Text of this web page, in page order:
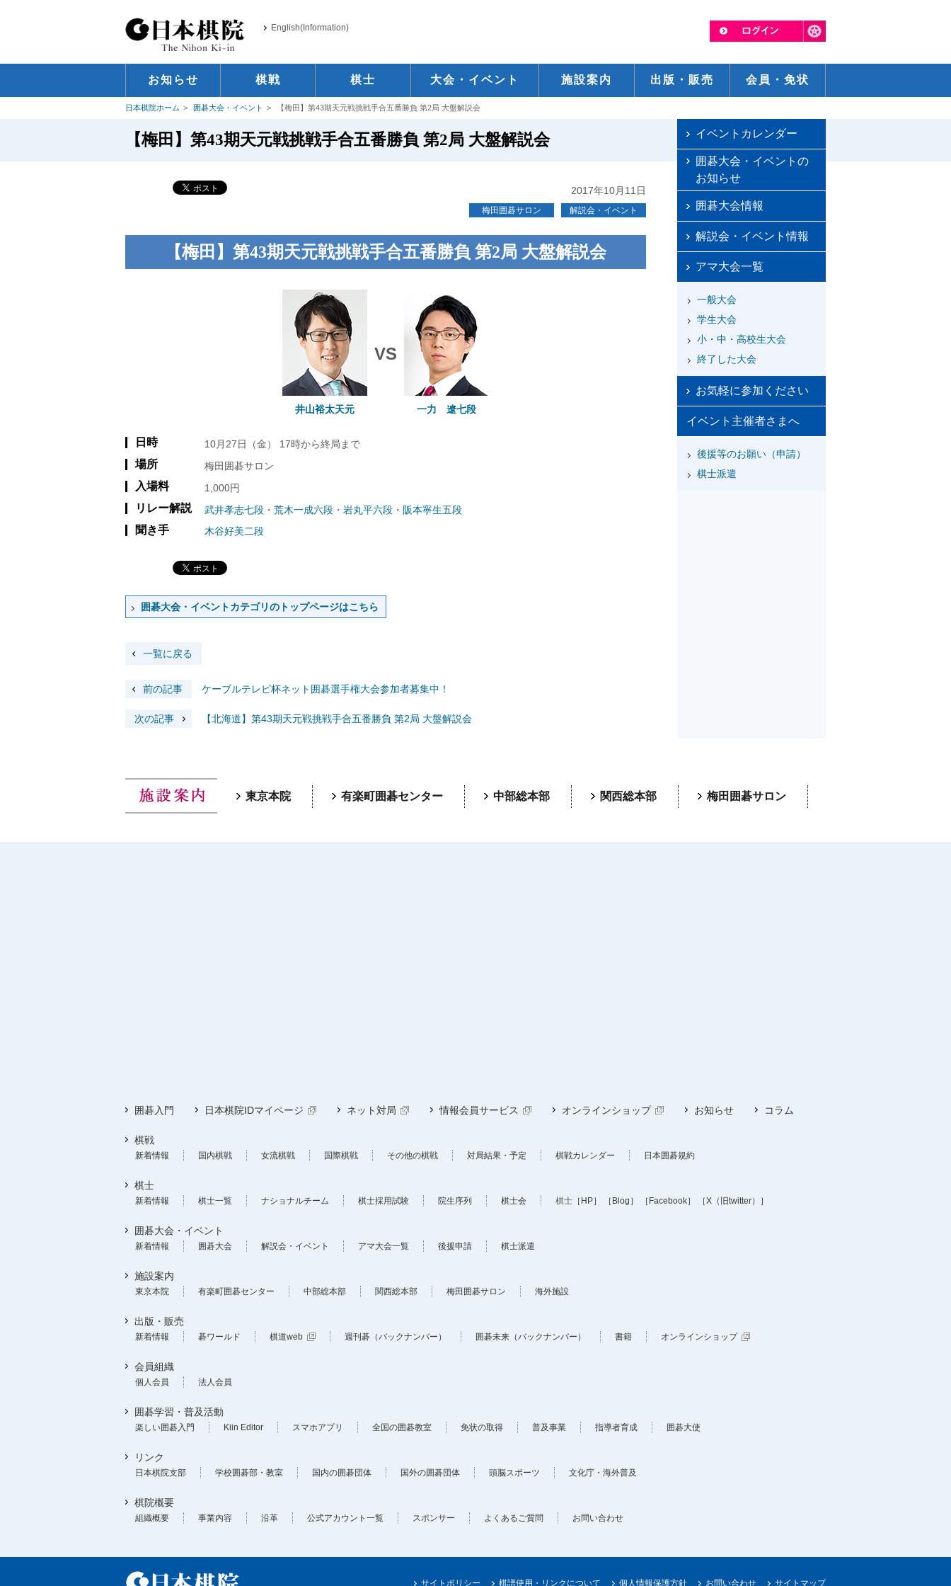
English(Information)
お知らせ 棋戦 棋士 大会・イベント 施設案内 出版・販売 会員・免状
日本棋院ホーム 囲碁大会・イベント 【梅田】第43期天元戦挑戦手合五番勝負 第2局 大盤解説会
【梅田】第43期天元戦挑戦手合五番勝負 第2局 大盤解説会
2017年10月11日
梅田囲碁サロン 解説会・イベント
【梅田】第43期天元戦挑戦手合五番勝負 第2局 大盤解説会
井山裕太天元
VS
一力 遼七段
日時 10月27日（金） 17時から終局まで
場所 梅田囲碁サロン
入場料 1,000円
リレー解説 武井孝志七段 ・ 荒木一成六段 ・ 岩丸平六段 ・ 阪本寧生五段
聞き手 木谷好美二段
囲碁大会・イベントカテゴリのトップページはこちら
一覧に戻る
前の記事 ケーブルテレビ杯ネット囲碁選手権大会参加者募集中！
次の記事 【北海道】第43期天元戦挑戦手合五番勝負 第2局 大盤解説会
イベントカレンダー
囲碁大会・イベントの
お知らせ
囲碁大会情報
解説会・イベント情報
アマ大会一覧
一般大会
学生大会
小・中・高校生大会
終了した大会
お気軽に参加ください
イベント主催者さまへ
後援等のお願い（申請）
棋士派遣
東京本院 有楽町囲碁センター 中部総本部 関西総本部 梅田囲碁サロン
囲碁入門 日本棋院IDマイページ ネット対局 情報会員サービス オンラインショップ お知らせ コラム
棋戦
新着情報 国内棋戦 女流棋戦 国際棋戦 その他の棋戦 対局結果・予定 棋戦カレンダー 日本囲碁規約
棋士
新着情報 棋士一覧 ナショナルチーム 棋士採用試験 院生序列 棋士会 棋士 ［HP］ ［Blog］ ［Facebook］ ［X（旧twitter）］
囲碁大会・イベント
新着情報 囲碁大会 解説会・イベント アマ大会一覧 後援申請 棋士派遣
施設案内
東京本院 有楽町囲碁センター 中部総本部 関西総本部 梅田囲碁サロン 海外施設
出版・販売
新着情報 碁ワールド 棋道web 週刊碁（バックナンバー） 囲碁未来（バックナンバー） 書籍 オンラインショップ
会員組織
個人会員 法人会員
囲碁学習・普及活動
楽しい囲碁入門 Kiin Editor スマホアプリ 全国の囲碁教室 免状の取得 普及事業 指導者育成 囲碁大使
リンク
日本棋院支部 学校囲碁部・教室 国内の囲碁団体 国外の囲碁団体 頭脳スポーツ 文化庁・海外普及
棋院概要
組織概要 事業内容 沿革 公式アカウント一覧 スポンサー よくあるご質問 お問い合わせ
サイトポリシー 棋譜使用・リンクについて 個人情報保護方針 お問い合わせ サイトマップ